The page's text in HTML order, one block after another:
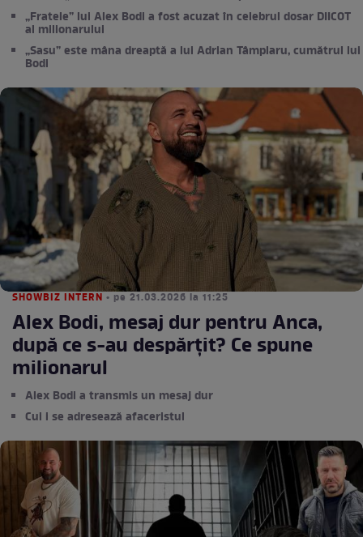
„Fratele” lui Alex Bodi a fost acuzat în celebrul dosar DIICOT
al milionarului
„Sasu” este mâna dreaptă a lui Adrian Tâmplaru, cumătrul lui
Bodi
SHOWBIZ INTERN • pe 21.03.2026 la 11:25
Alex Bodi, mesaj dur pentru Anca,
după ce s-au despărțit? Ce spune
milionarul
Alex Bodi a transmis un mesaj dur
Cui i se adresează afaceristul